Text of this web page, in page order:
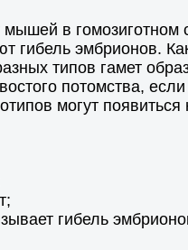
в гомозиготном
гибель эмбрионов.
типов гамет
потомства,
могут
гибель